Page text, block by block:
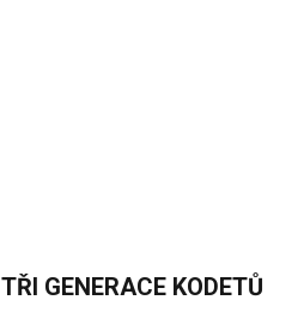
GENERACE KODETŮ